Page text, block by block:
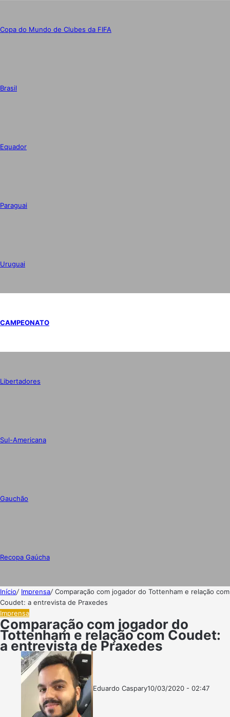
Copa do Mundo de Clubes da FIFA
Brasil
Equador
Paraguai
Uruguai
CAMPEONATO
Libertadores
Sul-Americana
Gauchão
Recopa Gaúcha
Início/ Imprensa/Comparação com jogador do Tottenham e relação com
Coudet: a entrevista de Praxedes
Imprensa
Comparação com jogador do
Tottenham e relação com Coudet:
a entrevista de Praxedes
Eduardo CasparyFollow
Mande
10/03/2020 - 02:47